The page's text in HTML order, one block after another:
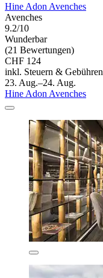
Hine Adon Avenches
Avenches
9.2/10
Wunderbar
(21 Bewertungen)
CHF 124
inkl. Steuern & Gebühren
23. Aug.–24. Aug.
Hine Adon Avenches